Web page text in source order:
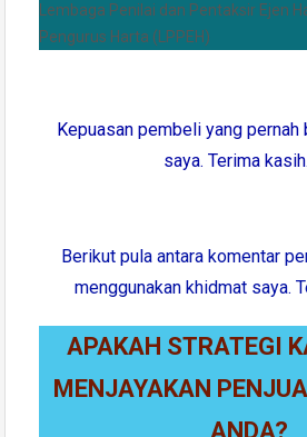
Lembaga Penilai dan Pentaksir Ejen
Pengurus Harta (LPPEH)
Kepuasan pembeli yang pernah
saya. Terima
Berikut pula antara komentar
menggunakan khidmat saya.
APAKAH STRATEGI
MENJAYAKAN
ANDA?